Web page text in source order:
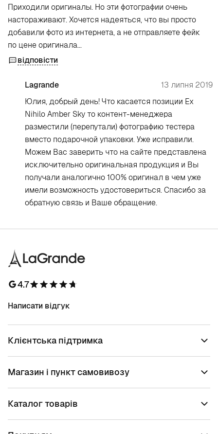
Приходили оригиналы. Но эти фотографии очень
настораживают. Хочется надеяться, что вы просто
добавили фото из интернета, а не отправляете фейк
по цене оригинала...
відповісти
Lagrande
13 липня 2019
Юлия, добрый день! Что касается позиции Ex
Nihilo Amber Sky то контент-менеджера
разместили (перепутали) фотографию тестера
вместо подарочной упаковки. Уже исправили.
Можем Вас заверить что на сайте представлена
исключительно оригинальная продукция и Вы
получали аналогично 100% оригинал в чем уже
имели возможность удостовериться. Спасибо за
обратную связь и Ваше обращение.
4.7
Написати відгук
Клієнтська підтримка
Магазин і пункт самовивозу
Каталог товарів